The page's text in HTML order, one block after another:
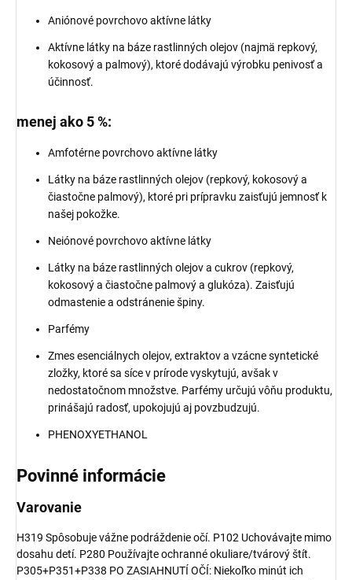
Aniónové povrchovo aktívne látky
Aktívne látky na báze rastlinných olejov (najmä repkový,
kokosový a palmový), ktoré dodávajú výrobku penivosť a
účinnosť.
menej ako 5 %:
Amfotérne povrchovo aktívne látky
Látky na báze rastlinných olejov (repkový, kokosový a
čiastočne palmový), ktoré pri prípravku zaisťujú jemnosť k
našej pokožke.
Neiónové povrchovo aktívne látky
Látky na báze rastlinných olejov a cukrov (repkový,
kokosový a čiastočne palmový a glukóza). Zaisťujú
odmastenie a odstránenie špiny.
Parfémy
Zmes esenciálnych olejov, extraktov a vzácne syntetické
zložky, ktoré sa síce v prírode vyskytujú, avšak v
nedostatočnom množstve. Parfémy určujú vôňu produktu,
prinášajú radosť, upokojujú aj povzbudzujú.
PHENOXYETHANOL
Povinné informácie
Varovanie
H319 Spôsobuje vážne podráždenie očí. P102 Uchovávajte mimo
dosahu detí. P280 Používajte ochranné okuliare/tvárový štít.
P305+P351+P338 PO ZASIAHNUTÍ OČÍ: Niekoľko minút ich